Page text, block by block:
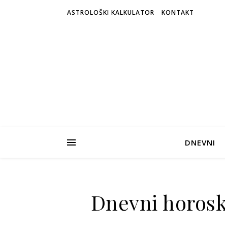
ASTROLOŠKI KALKULATOR KONTAKT
DNEVNI
Dnevni